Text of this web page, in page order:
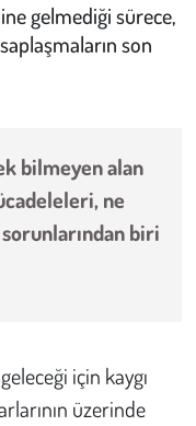
gelmediği sürece,
son
bilmeyen alan
ne
biri
için kaygı
üzerinde